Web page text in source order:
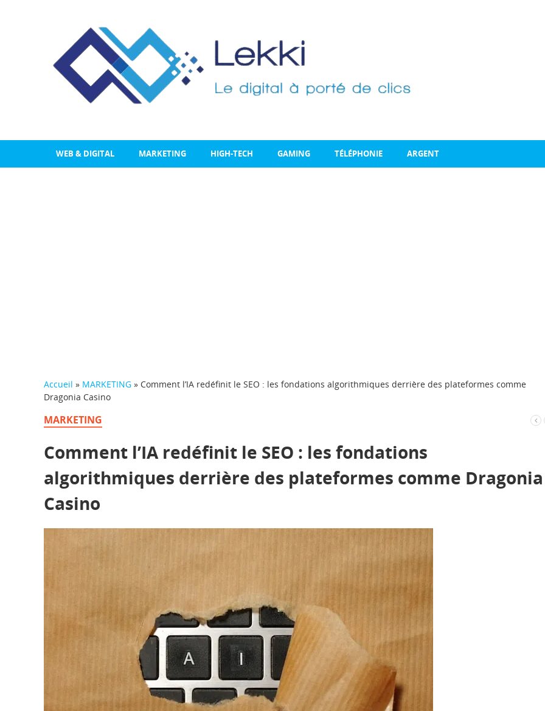
WEB & DIGITAL MARKETING HIGH-TECH GAMING TÉLÉPHONIE ARGENT
Accueil » MARKETING » Comment l’IA redéfinit le SEO : les fondations algorithmiques derrière des plateformes comme
Dragonia Casino
MARKETING
Comment l’IA redéfinit le SEO : les fondations
algorithmiques derrière des plateformes comme Dragonia
Casino